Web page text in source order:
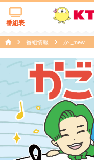
番組表
番組情報 かごnew